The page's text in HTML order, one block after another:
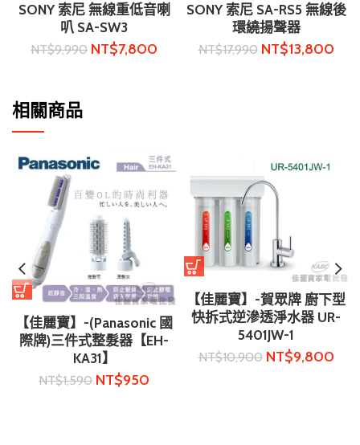
SONY 索尼 無線重低音喇
叭 SA-SW3
NT$9,990 NT$7,800
SONY 索尼 SA-RS5 無線後
環繞揚聲器
NT$17,990 NT$13,800
相關商品
【佳麗寶】-(Panasonic 國
際牌)三件式整髮器【EH-
KA31】
NT$1,590 NT$950
【佳麗寶】-賀眾牌 廚下型
快拆式逆滲透淨水器 UR-
5401JW-1
NT$10,900 NT$9,800